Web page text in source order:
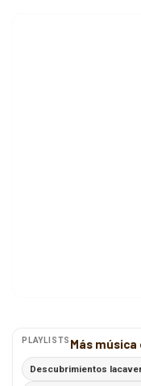
PLAYLISTS Más
Descubrimientos